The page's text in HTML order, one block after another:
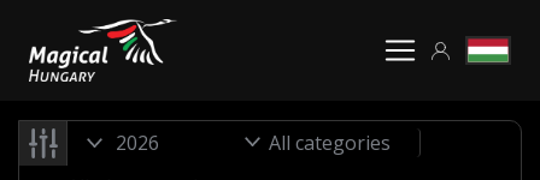
All categories